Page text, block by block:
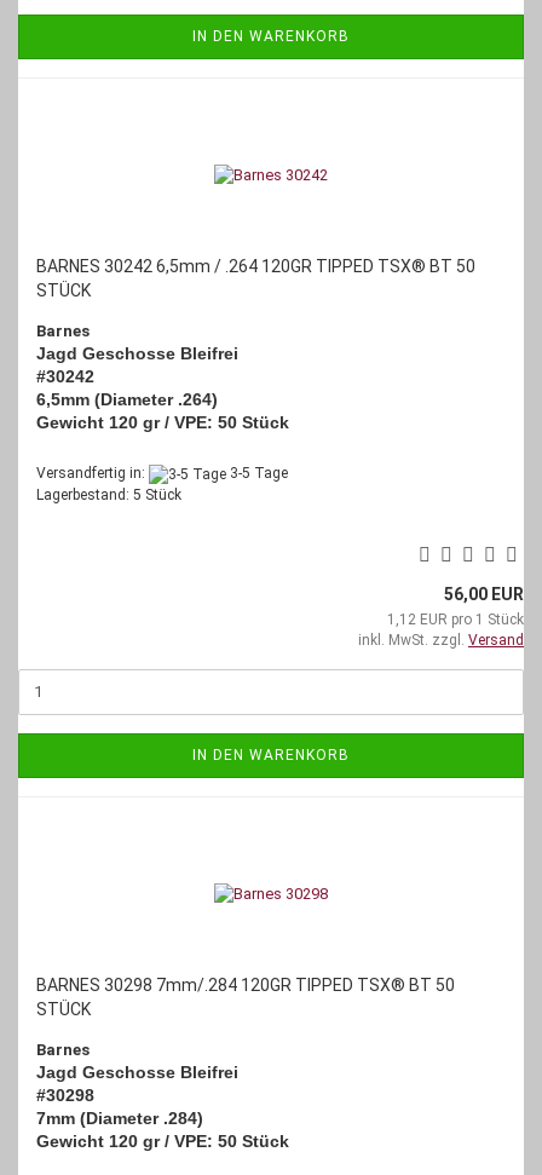
IN DEN WARENKORB
BARNES 30242 6,5mm / .264 120GR TIPPED TSX® BT 50
STÜCK
Barnes
Jagd Geschosse Bleifrei
#30242
6,5mm (Diameter .264)
Gewicht 120 gr / VPE: 50 Stück
Versandfertig in:
3-5 Tage
Lagerbestand: 5 Stück
56,00 EUR
1,12 EUR pro 1 Stück
inkl. MwSt. zzgl. Versand
IN DEN WARENKORB
BARNES 30298 7mm/.284 120GR TIPPED TSX® BT 50
STÜCK
Barnes
Jagd Geschosse Bleifrei
#30298
7mm (Diameter .284)
Gewicht 120 gr / VPE: 50 Stück